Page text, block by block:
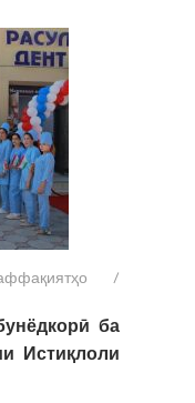
/
ба
Истиқлоли